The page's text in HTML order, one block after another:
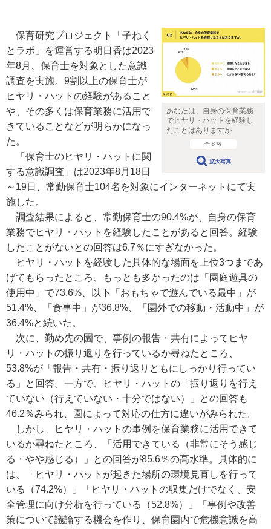
あなたは、自身の保育業務
でヒヤリ・ハットを経験し
たことはありますか
全 8 枚
拡大写真
保育研究プロジェクト「子ねく
とラボ」を運営する明日香は2023
年8月、保育士を対象とした意識
調査を実施。9割以上の保育士が
ヒヤリ・ハットの経験があること
や、その多くは保育業務に活用で
きていることなどが明らかになっ
た。
「保育士のヒヤリ・ハットに関
する意識調査」は2023年8月18日
～19日、常勤保育士104名を対象にインターネットにて実
施した。
調査結果によると、常勤保育士の90.4%が、自身の保育
業務でヒヤリ・ハットを経験したことがあると回答。経験
したことがないとの回答は6.7％にすぎなかった。
ヒヤリ・ハットを経験した具体的な場面を上位3つまであ
げてもらったところ、もっとも多かったのは「園庭遊具の
使用中」で73.6%、以下「おもちゃで遊んでいる最中」が
51.4%、「食事中」が36.8%、「園外での移動・活動中」が
36.4%と続いた。
次に、勤め先の園で、事例の報告・共有によってヒヤ
リ・ハットの振り返りを行っているか尋ねたところ、
53.8%が「報告・共有・振り返りともにしっかり行ってい
る」と回答。一方で、ヒヤリ・ハットの「振り返りを行え
ていない（行えていない・十分ではない）」との回答も
46.2％みられ、園によって対応の仕方に違いがみられた。
しかし、ヒヤリ・ハットの事例を保育業務に活用できて
いるか尋ねたところ、「活用できている（非常にそう感じ
る・やや感じる）」との回答が85.6％の高水準。具体的に
は、「ヒヤリ・ハットが起きた場所の環境見直しを行って
いる（74.2%）」「ヒヤリ・ハットの収集だけでなく、安
全管理に向け分析を行っている（52.8%）」「事例や改善
策について議論する機会を作り、保育園内で危機意識を高